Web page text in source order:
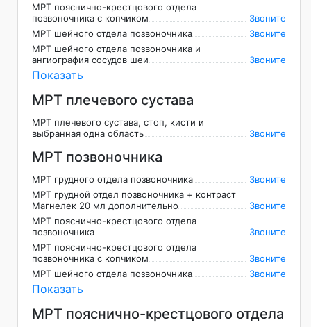
МРТ пояснично-крестцового отдела
позвоночника с копчиком
Звоните
МРТ шейного отдела позвоночника
Звоните
МРТ шейного отдела позвоночника и
ангиография сосудов шеи
Звоните
Показать
МРТ плечевого сустава
МРТ плечевого сустава, стоп, кисти и
выбранная одна область
Звоните
МРТ позвоночника
МРТ грудного отдела позвоночника
Звоните
МРТ грудной отдел позвоночника + контраст
Магнелек 20 мл дополнительно
Звоните
МРТ пояснично-крестцового отдела
позвоночника
Звоните
МРТ пояснично-крестцового отдела
позвоночника с копчиком
Звоните
МРТ шейного отдела позвоночника
Звоните
Показать
МРТ пояснично-крестцового отдела